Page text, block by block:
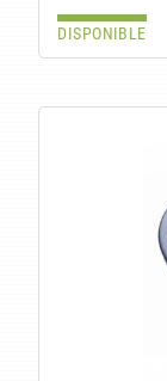
DISPONIBLE